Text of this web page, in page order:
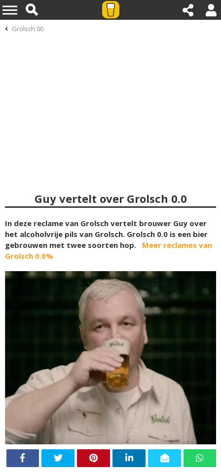
Grolsch 00
Guy vertelt over Grolsch 0.0
In deze reclame van Grolsch vertelt brouwer Guy over
het alcoholvrije pils van Grolsch. Grolsch 0.0 is een bier
gebrouwen met twee soorten hop. Meer reclames van
Grolsch 0.0%